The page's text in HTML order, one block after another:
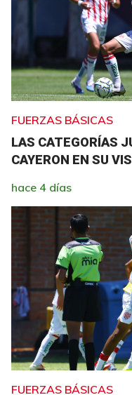
FUERZAS BÁSICAS
LAS CATEGORÍAS
CAYERON EN SU
hace 4 días
FUERZAS BÁSICAS